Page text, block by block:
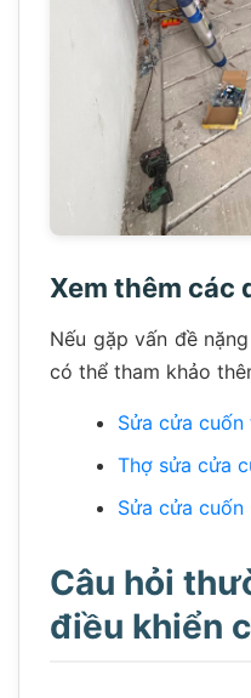
Xem thêm các
Nếu gặp vấn đề
có thể tham khảo
Sửa cửa
Thợ sửa cửa
Sửa cửa cuốn
Câu hỏi
điều khiển